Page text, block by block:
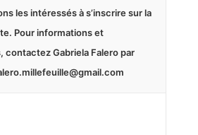
les intéressés à s’inscrire sur la
Pour informations et
contactez Gabriela Falero par